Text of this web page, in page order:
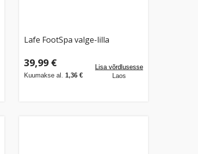
Lafe FootSpa valge-lilla
39,99 €
Kuumakse al.1,36 €
Lisa võrdlusesse
Laos